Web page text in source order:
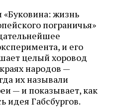
жизнь
пограничья»
и его
целый хоровод
народов —
их называли
— и показывает, как
идея Габсбургов.